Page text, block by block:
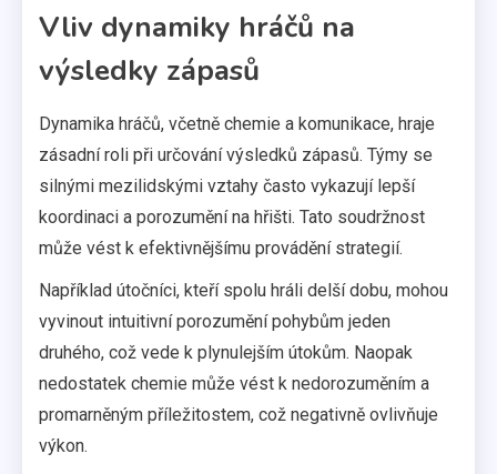
Vliv dynamiky hráčů na
výsledky zápasů
Dynamika hráčů, včetně chemie a komunikace, hraje
zásadní roli při určování výsledků zápasů. Týmy se
silnými mezilidskými vztahy často vykazují lepší
koordinaci a porozumění na hřišti. Tato soudržnost
může vést k efektivnějšímu provádění strategií.
Například útočníci, kteří spolu hráli delší dobu, mohou
vyvinout intuitivní porozumění pohybům jeden
druhého, což vede k plynulejším útokům. Naopak
nedostatek chemie může vést k nedorozuměním a
promarněným příležitostem, což negativně ovlivňuje
výkon.